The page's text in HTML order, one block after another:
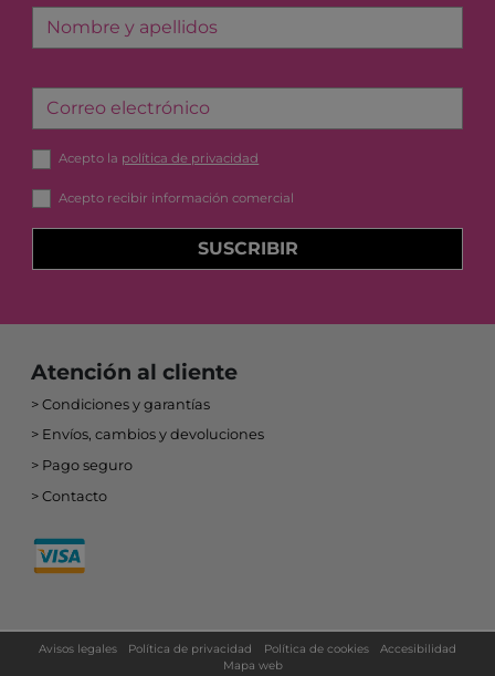
Nombre y apellidos
Correo electrónico
Acepto la política de privacidad
Acepto recibir información comercial
SUSCRIBIR
Atención al cliente
Condiciones y garantías
Envíos, cambios y devoluciones
Pago seguro
Contacto
Avisos legales Política de privacidad Política de cookies
Accesibilidad
Mapa web